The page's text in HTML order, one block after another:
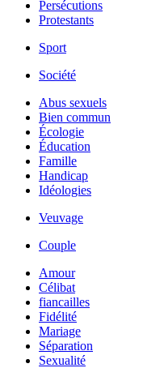
Persécutions
Protestants
Sport
Société
Abus sexuels
Bien commun
Écologie
Éducation
Famille
Handicap
Idéologies
Veuvage
Couple
Amour
Célibat
fiancailles
Fidélité
Mariage
Séparation
Sexualité